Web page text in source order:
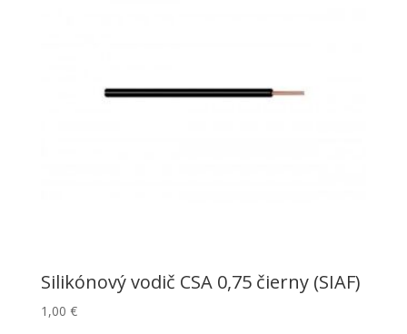
Silikónový vodič CSA 0,75 čierny (SIAF)
1,00 €